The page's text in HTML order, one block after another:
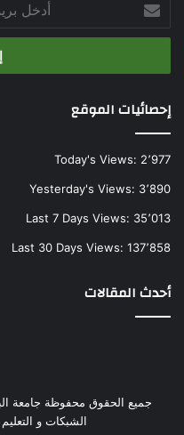
بريدك
الإلكتروني
إحصائيات الموقع
Today's Views: 2٬977
Yesterday's Views: 3٬890
Last 7 Days Views: 35٬013
Last 30 Days Views: 137٬858
أحدث المقالات
الشبكات و